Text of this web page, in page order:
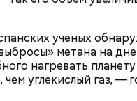
ученых
метана на
нагревать
чем углекислый газ, —
запрещено. Зато есть
эксклюзив.
с предыдущим
корреспондентом
всего живого, были
сейчас ни говорили,
«реагировали» на
даже у адептов
амбиции — это
они заставляют людей
и будущим